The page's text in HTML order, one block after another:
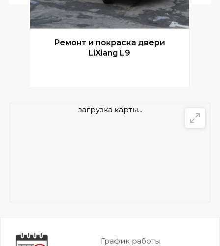
Ремонт и покраска двери
LiXiang L9
загрузка карты...
График работы